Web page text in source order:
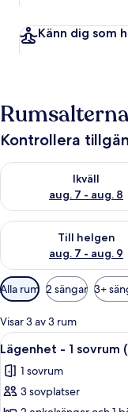
Känn dig som
Kontrollera
Ikväll
aug. 7 - aug. 8
Kontrollera
Till helgen
aug. 7 - aug. 9
Kontrollera
Tillgängliga
filter
för
rum
Alla rum 2 sängar 3+
Visar 3 av 3 rum
Öppna
alla
foton
för
12
Lägenhet - 1 sovrum
1 sovrum
3 sovplatser